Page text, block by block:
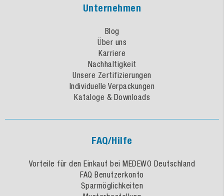
Unternehmen
Blog
Über uns
Karriere
Nachhaltigkeit
Unsere Zertifizierungen
Individuelle Verpackungen
Kataloge & Downloads
FAQ/Hilfe
Vorteile für den Einkauf bei MEDEWO Deutschland
FAQ Benutzerkonto
Sparmöglichkeiten